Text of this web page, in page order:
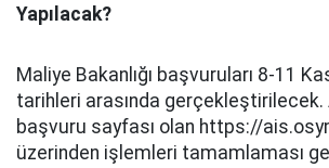
Yapılacak?
Maliye Bakanlığı başvuruları 8-11
tarihleri arasında gerçekleştirilecek.
başvuru sayfası olan https://
üzerinden işlemleri tamamlaması